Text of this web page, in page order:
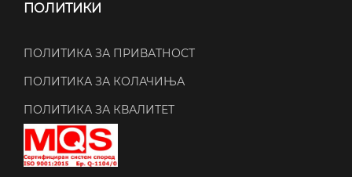
ПОЛИТИКИ
ПОЛИТИКА ЗА ПРИВАТНОСТ
ПОЛИТИКА ЗА КОЛАЧИЊА
ПОЛИТИКА ЗА КВАЛИТЕТ